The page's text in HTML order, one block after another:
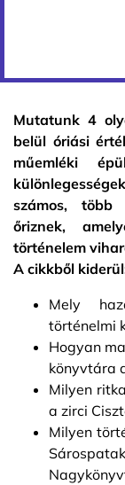
Mutatunk 4
belül óriási
műemléki
számos, több
őriznek,
történelem
A cikkből
Mely
történelmi
Hogyan
könyvtára
Milyen
a zirci
Milyen